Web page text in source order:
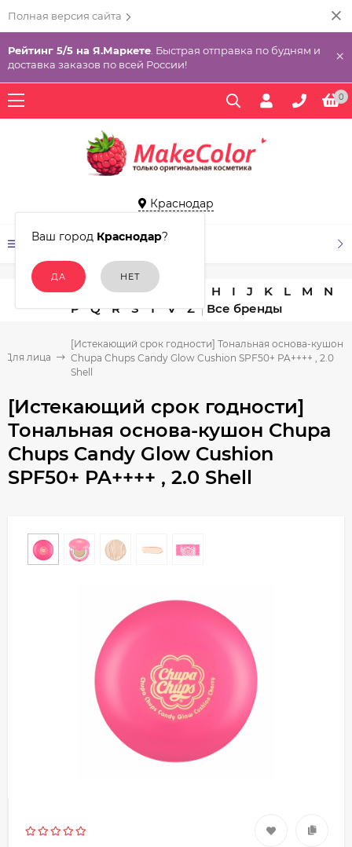
Полная версия сайта
Рейтинг 5/5 на Я.Маркете . Быстрая отправка по будням и
доставка заказов по всей России!
×
0
Краснодар
Ваш город Краснодар?
КАТАЛОГ ТОВАРОВ
A C D E H I J K L M
N
P
Q R S T V Z
Для лица
[Истекающий срок годности] Тональная основа-кушон
Chupa Chups Candy Glow Cushion SPF50+ PA++++ , 2.0
Shell
[Истекающий срок годности]
Тональная основа-кушон Chupa
Chups Candy Glow Cushion
SPF50+ PA++++ , 2.0 Shell